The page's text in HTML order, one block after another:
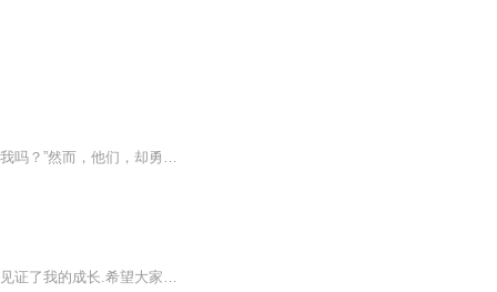
两棵寂寞的樱花树，同根同生，相依为命。只是，其中一棵永远都不会去问另一棵：“你，爱我吗？”然而，他们，却勇敢地绽放了，在那棵象征着彼此终极命运的，最灿烂的樱花树下。于是，我们仰望，就象仰望某种早已在尘世间灭亡了的信仰。最为根本的、纯洁的...
欢迎您收听樱花下的文案馆这个传记是小的时候自己做的.希望大家喜欢，这里的每一条声音见证了我的成长.希望大家都去寻找能让自己义无反顾的梦想.